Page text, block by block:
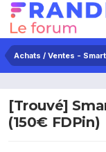
Achats / Ventes -
[Trouvé]
(150€ FDPin)